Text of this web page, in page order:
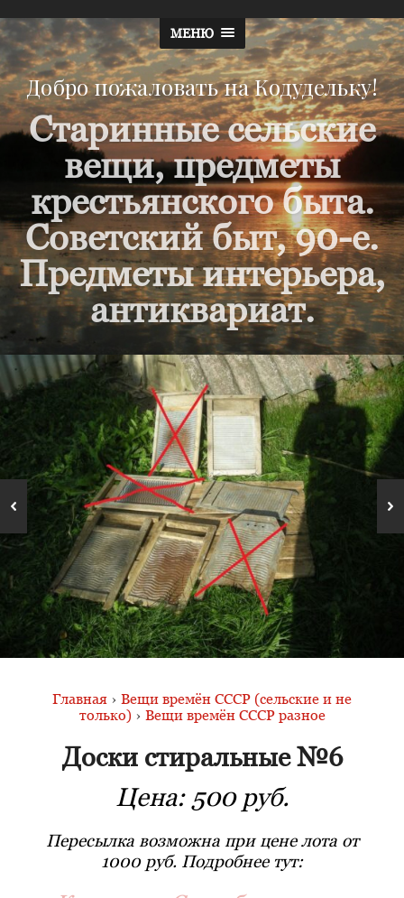
МЕНЮ
Добро пожаловать на Кодудельку!
Старинные сельские
вещи, предметы
крестьянского быта.
Советский быт, 90-е.
Предметы интерьера,
антиквариат.
Главная › Вещи времён СССР (сельские и не
только) › Вещи времён СССР разное
Доски стиральные №6
Цена: 500 руб.
Пересылка возможна при цене лота от
1000 руб. Подробнее тут: